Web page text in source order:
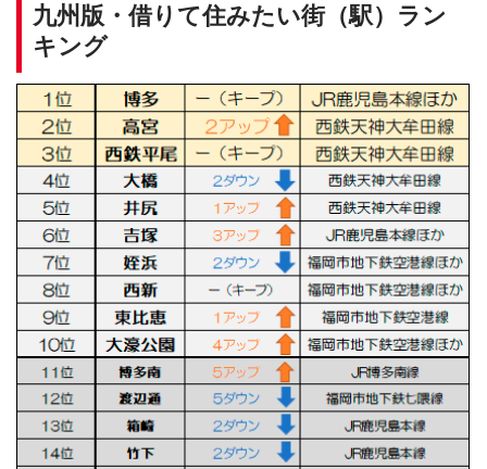
九州版・借りて住みたい街（駅）ラン
キング